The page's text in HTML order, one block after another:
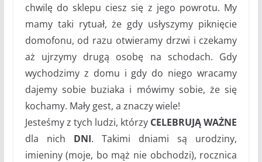
chwilę do sklepu ciesz się z jego powrotu. My
mamy taki rytuał, że gdy usłyszymy piknięcie
domofonu, od razu otwieramy drzwi i czekamy
aż ujrzymy drugą osobę na schodach. Gdy
wychodzimy z domu i gdy do niego wracamy
dajemy sobie buziaka i mówimy sobie, że się
kochamy. Mały gest, a znaczy wiele!
Jesteśmy z tych ludzi, którzy CELEBRUJĄ WAŻNE
dla nich DNI. Takimi dniami są urodziny,
imieniny (moje, bo mąż nie obchodzi), rocznica